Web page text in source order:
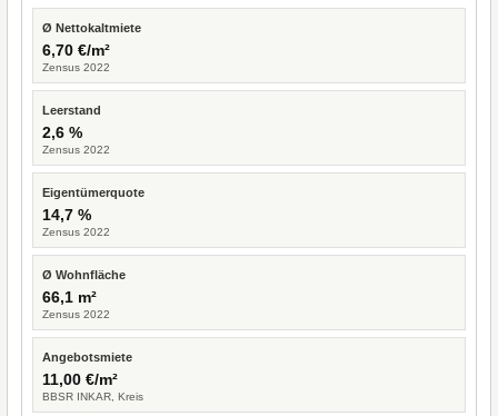
Ø Nettokaltmiete
6,70 €/m²
Zensus 2022
Leerstand
2,6 %
Zensus 2022
Eigentümerquote
14,7 %
Zensus 2022
Ø Wohnfläche
66,1 m²
Zensus 2022
Angebotsmiete
11,00 €/m²
BBSR INKAR, Kreis